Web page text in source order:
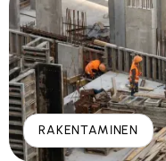
RAKENTAMINEN